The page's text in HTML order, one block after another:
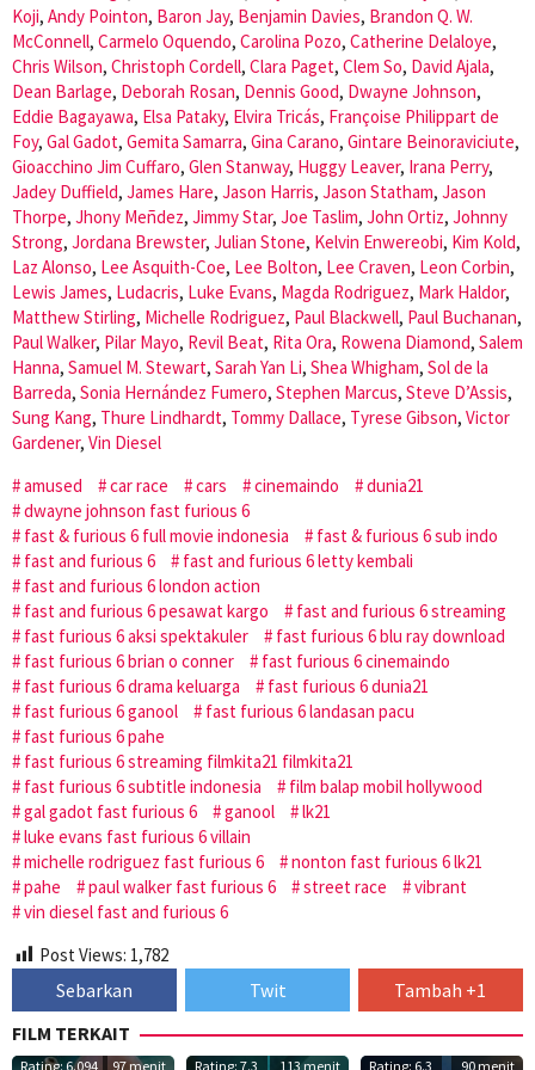
Koji, Andy Pointon, Baron Jay, Benjamin Davies, Brandon Q. W.
McConnell, Carmelo Oquendo, Carolina Pozo, Catherine Delaloye,
Chris Wilson, Christoph Cordell, Clara Paget, Clem So, David Ajala,
Dean Barlage, Deborah Rosan, Dennis Good, Dwayne Johnson,
Eddie Bagayawa, Elsa Pataky, Elvira Tricás, Françoise Philippart de
Foy, Gal Gadot, Gemita Samarra, Gina Carano, Gintare Beinoraviciute,
Gioacchino Jim Cuffaro, Glen Stanway, Huggy Leaver, Irana Perry,
Jadey Duffield, James Hare, Jason Harris, Jason Statham, Jason
Thorpe, Jhony Meñdez, Jimmy Star, Joe Taslim, John Ortiz, Johnny
Strong, Jordana Brewster, Julian Stone, Kelvin Enwereobi, Kim Kold,
Laz Alonso, Lee Asquith-Coe, Lee Bolton, Lee Craven, Leon Corbin,
Lewis James, Ludacris, Luke Evans, Magda Rodriguez, Mark Haldor,
Matthew Stirling, Michelle Rodriguez, Paul Blackwell, Paul Buchanan,
Paul Walker, Pilar Mayo, Revil Beat, Rita Ora, Rowena Diamond, Salem
Hanna, Samuel M. Stewart, Sarah Yan Li, Shea Whigham, Sol de la
Barreda, Sonia Hernández Fumero, Stephen Marcus, Steve D’Assis,
Sung Kang, Thure Lindhardt, Tommy Dallace, Tyrese Gibson, Victor
Gardener, Vin Diesel
amused
car race cars cinemaindo
dunia21
dwayne johnson fast furious 6
fast & furious 6 full movie indonesia
fast & furious 6 sub indo
fast and furious 6
fast and furious 6 letty kembali
fast and furious 6 london action
fast and furious 6 pesawat kargo
fast and furious 6 streaming
fast furious 6 aksi spektakuler
fast furious 6 blu ray download
fast furious 6 brian o conner
fast furious 6 cinemaindo
fast furious 6 drama keluarga
fast furious 6 dunia21
fast furious 6 ganool
fast furious 6 landasan pacu
fast furious 6 pahe
fast furious 6 streaming filmkita21 filmkita21
fast furious 6 subtitle indonesia
film balap mobil hollywood
gal gadot fast furious 6
ganool
lk21
luke evans fast furious 6 villain
michelle rodriguez fast furious 6
nonton fast furious 6 lk21
pahe
paul walker fast furious 6 street race
vibrant
vin diesel fast and furious 6
Post Views: 1,782
Sebarkan Twit
Tambah +1
FILM TERKAIT
Rating: 6.094 97 menit Rating: 7.3 113 menit Rating: 6.3 90 menit